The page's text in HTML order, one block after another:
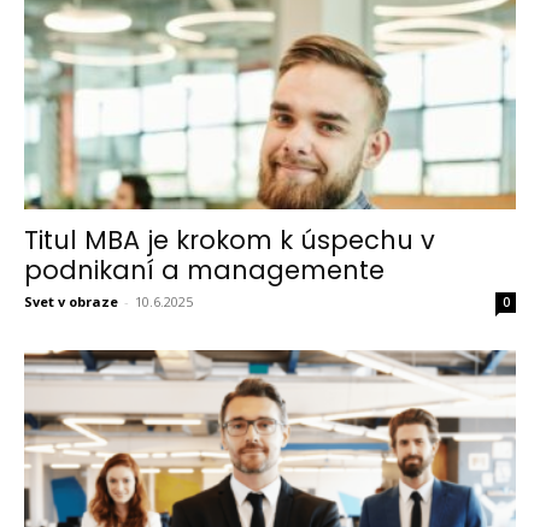
Titul MBA je krokom k úspechu v
podnikaní a managemente
Svet v obraze - 10.6.2025 0